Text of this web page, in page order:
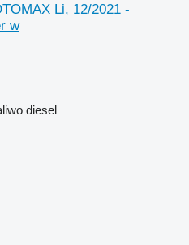
Li, 12/2021 -
w
diesel